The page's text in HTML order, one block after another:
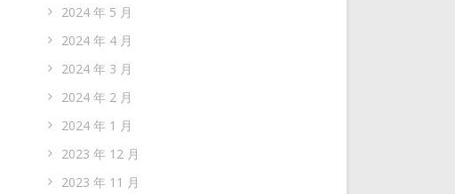
2024 年 5 月
2024 年 4 月
2024 年 3 月
2024 年 2 月
2024 年 1 月
2023 年 12 月
2023 年 11 月